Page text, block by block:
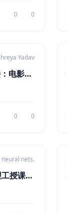
0 0
Yadav
电影感
0 0
neural nets.
授课场